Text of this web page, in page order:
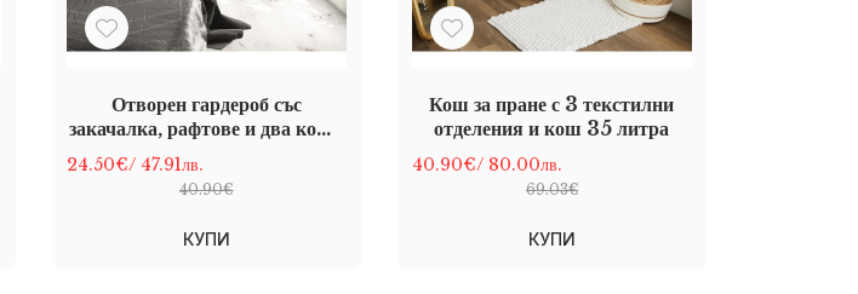
Отворен гардероб със
закачалка, рафтове и два коша
за пране
24.50€/ 47.91лв.
40.90€
КУПИ
Кош за пране с 3 текстилни
отделения и кош 35 литра
40.90€/ 80.00лв.
69.03€
КУПИ